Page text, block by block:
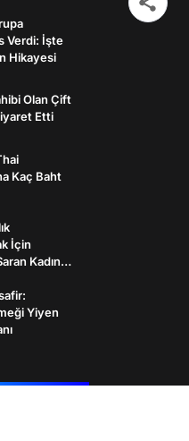
Verdi: İşte
Hikayesi
Olan Çift
Etti
Kaç Baht
İçin
Kadının
Yiyen